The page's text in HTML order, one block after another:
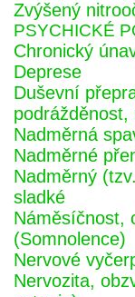
Zvýšený
PSYCHICKÉ
Chronický
Deprese
Duševní
Nadměrná
Nadměrné
Nadměrný
sladké
Náměsíčnost,
(Somnolence)
Nervové
Nervozita,